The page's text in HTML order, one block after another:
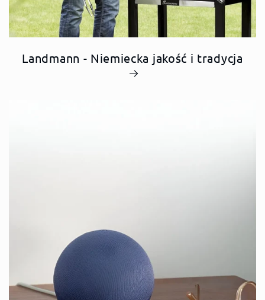
Landmann - Niemiecka jakość i tradycja